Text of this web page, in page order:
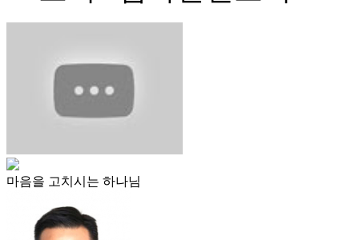
마음을 고치시는 하나님